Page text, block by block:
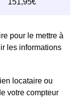
pour le mettre à
les informations
locataire ou
votre compteur